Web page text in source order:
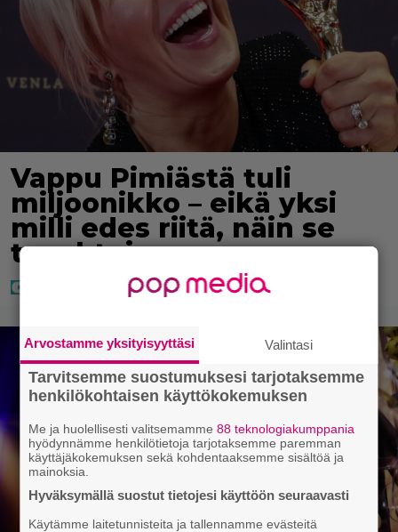
Vappu Pimiästä tuli
miljoonikko – eikä yksi
milli edes riitä, näin se
tapahtui
Arvostamme yksityisyyttäsi Valintasi
Tarvitsemme suostumuksesi tarjotaksemme
henkilökohtaisen käyttökokemuksen
Me ja huolellisesti valitsemamme88 teknologiakumppania
hyödynnämme henkilötietoja tarjotaksemme paremman
käyttäjäkokemuksen sekä kohdentaaksemme sisältöä ja
mainoksia.
Hyväksymällä suostut tietojesi käyttöön seuraavasti
Käytämme laitetunnisteita ja tallennamme evästeitä